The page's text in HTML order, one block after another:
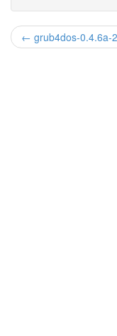
← grub4dos-0.4.6a-